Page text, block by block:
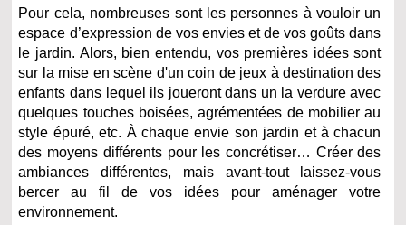
Pour cela, nombreuses sont les personnes à vouloir un
espace d’expression de vos envies et de vos goûts dans
le jardin. Alors, bien entendu, vos premières idées sont
sur la mise en scène d'un coin de jeux à destination des
enfants dans lequel ils joueront dans un la verdure avec
quelques touches boisées, agrémentées de mobilier au
style épuré, etc. À chaque envie son jardin et à chacun
des moyens différents pour les concrétiser… Créer des
ambiances différentes, mais avant-tout laissez-vous
bercer au fil de vos idées pour aménager votre
environnement.